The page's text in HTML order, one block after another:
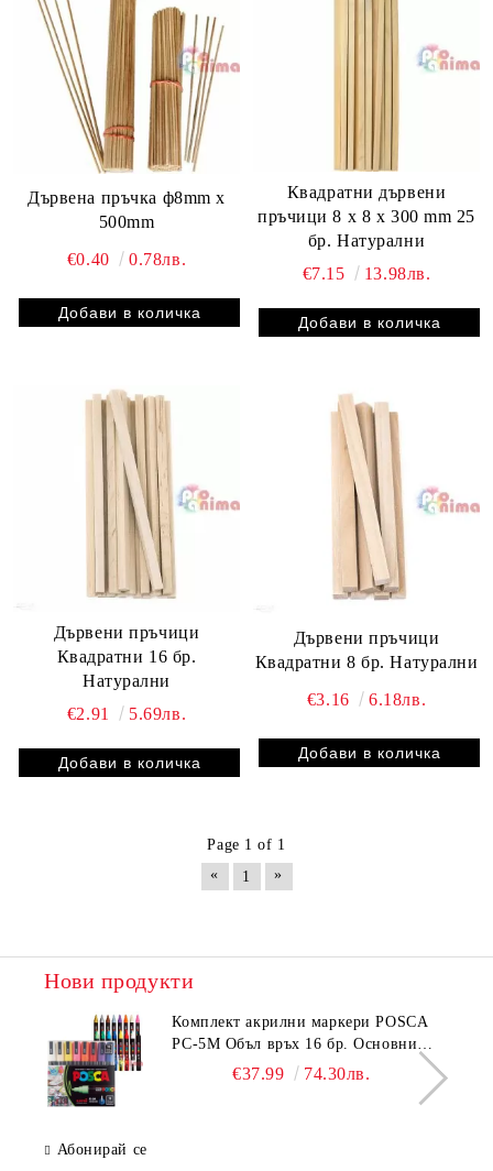
Дървена пръчка ф8mm x
500mm
€0.40 0.78лв.
Квадратни дървени
пръчици 8 x 8 x 300 mm 25
бр. Натурални
€7.15
13.98лв.
Дървени пръчици
Квадратни 16 бр.
Натурални
€2.91
5.69лв.
Дървени пръчици
Квадратни 8 бр. Натурални
€3.16 6.18лв.
Page 1 of 1
«
1 »
Нови продукти
Комплeкт акрилни маркери POSCA
PC-5M Объл връх 16 бр. Основни
€37.99 74.30лв.
Абонирай се